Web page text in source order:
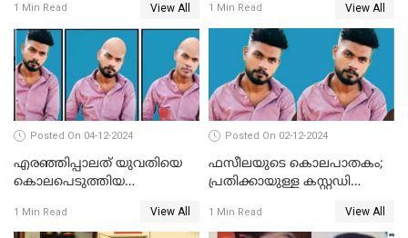
വധശ്രമ കുറ്റവും ചുമത്തി
1 Min Read View All
രേഖപ്പെടുത്തി
1 Min Read View All
Posted On 04-12-2024
എരഞ്ഞിപ്പാലത് യുവതിയെ
കൊലപെടുത്തിയ
കസ്റ്റഡി അപേക്ഷ ഇന്ന്
1 Min Read View All
Posted On 02-12-2024
ഫസീലയുടെ കൊലപാതകം;
പ്രതിക്കായുള്ള കസ്റ്റഡി
1 Min Read View All